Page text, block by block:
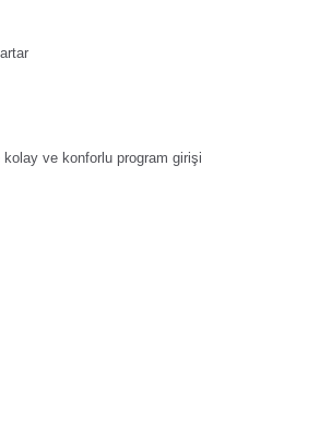
kolay ve konforlu program girişi